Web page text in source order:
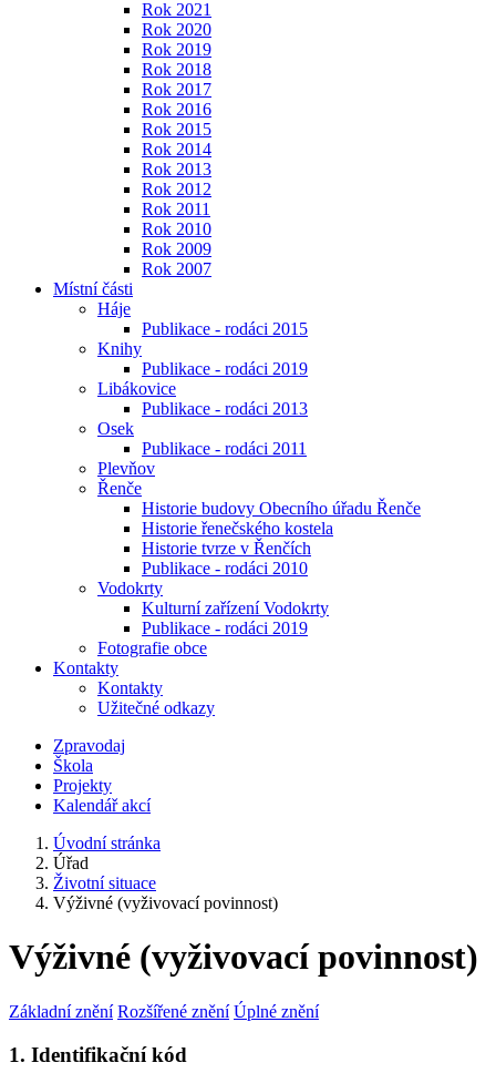
Rok 2021
Rok 2020
Rok 2019
Rok 2018
Rok 2017
Rok 2016
Rok 2015
Rok 2014
Rok 2013
Rok 2012
Rok 2011
Rok 2010
Rok 2009
Rok 2007
Místní části
Háje
Publikace - rodáci 2015
Knihy
Publikace - rodáci 2019
Libákovice
Publikace - rodáci 2013
Osek
Publikace - rodáci 2011
Plevňov
Řenče
Historie budovy Obecního úřadu Řenče
Historie řenečského kostela
Historie tvrze v Řenčích
Publikace - rodáci 2010
Vodokrty
Kulturní zařízení Vodokrty
Publikace - rodáci 2019
Fotografie obce
Kontakty
Kontakty
Užitečné odkazy
Zpravodaj
Škola
Projekty
Kalendář akcí
Úvodní stránka
Úřad
Životní situace
Výživné (vyživovací povinnost)
Výživné (vyživovací povinnost)
Základní znění Rozšířené znění Úplné znění
1. Identifikační kód